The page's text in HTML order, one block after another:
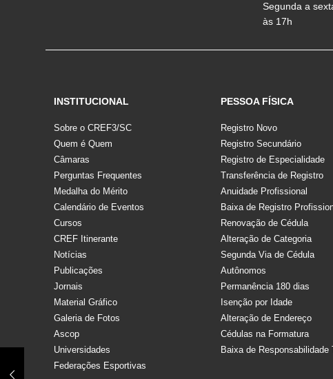
Segunda a
às 17h
INSTITUCIONAL
Sobre o CREF3/SC
Quem é Quem
Câmaras
Perguntas Frequentes
Medalha do Mérito
Calendário de Eventos
Cursos
CREF Itinerante
Notícias
Publicações
Jornais
Material Gráfico
Galeria de Fotos
Ascop
Universidades
Federações Esportivas
PESSOA FÍSICA
Registro Novo
Registro Secundário
Registro de Especialidade
Transferência de Registro
Anuidade Profissional
Baixa de Registro
Renovação de Cédula
Alteração de Categoria
Segunda Via de Cédula
Autônomos
Permanência 180 dias
Isenção por Idade
Alteração de Endereço
Cédulas na Formatura
Baixa de Responsabilidade